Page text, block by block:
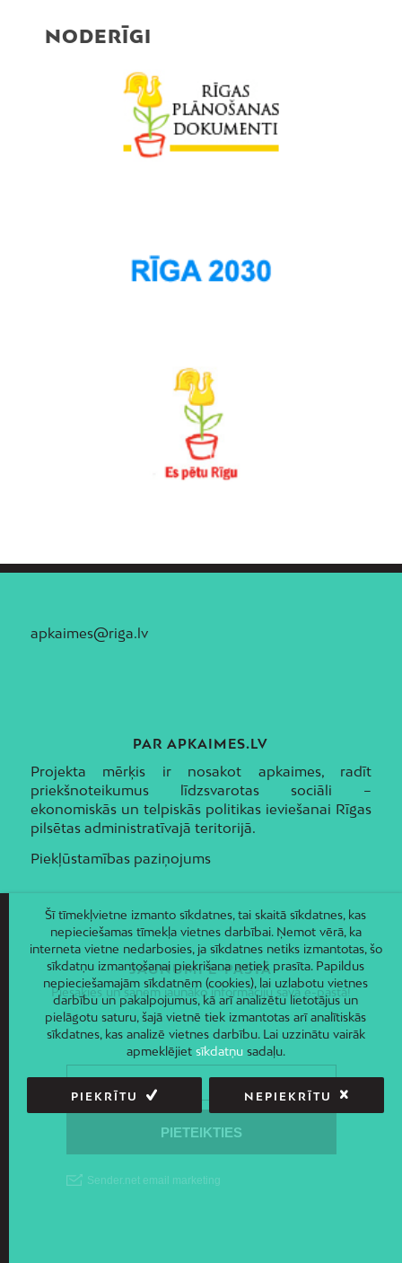
NODERĪGI
apkaimes@riga.lv
PAR APKAIMES.LV
Projekta mērķis ir nosakot apkaimes, radīt
priekšnoteikumus līdzsvarotas sociāli –
ekonomiskās un telpiskās politikas ieviešanai Rīgas
pilsētas administratīvajā teritorijā.
Piekļūstamības paziņojums
JAUNUMI E-PASTĀ
Piesakies un saņem jaunāko informāciju savā e-pastā!
Šī tīmekļvietne izmanto sīkdatnes, tai skaitā sīkdatnes, kas
nepieciešamas tīmekļa vietnes darbībai. Ņemot vērā, ka
interneta vietne nedarbosies, ja sīkdatnes netiks izmantotas, šo
sīkdatņu izmantošanai piekrišana netiek prasīta. Papildus
nepieciešamajām sīkdatnēm (cookies), lai uzlabotu vietnes
darbību un pakalpojumus, kā arī analizētu lietotājus un
pielāgotu saturu, šajā vietnē tiek izmantotas arī analītiskās
sīkdatnes, kas analizē vietnes darbību. Lai uzzinātu vairāk
apmeklējiet sīkdatņusadaļu.
PIEKRĪTU NEPIEKRĪTU